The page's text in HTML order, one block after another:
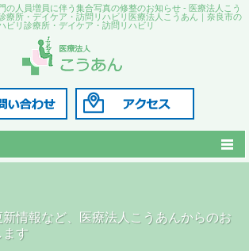
の人員増員に伴う集合写真の修整のお知らせ - 医療法人こう
療所・デイケア・訪問リハビリ医療法人こうあん｜奈良市の
ビリ診療所・デイケア・訪問リハビリ
情報など、医療法人こうあんからのお
ます